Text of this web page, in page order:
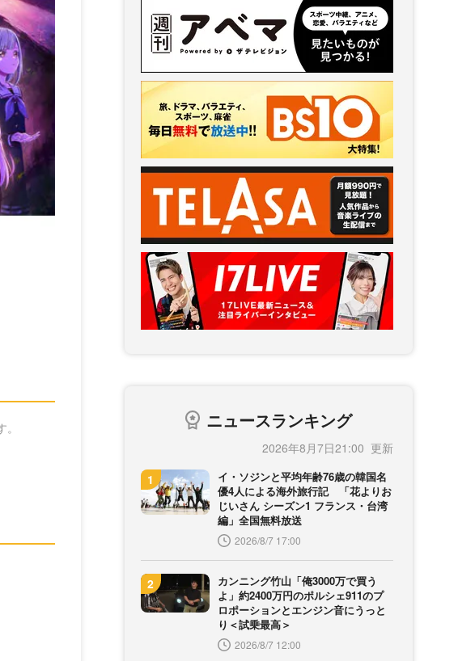
ニュースランキング
2026年8月7日21:00
イ・ソジンと平均年齢76歳の韓国名
優4人による海外旅行記 「花よりお
じいさん シーズン1 フランス・台湾
編」全国無料放送
2026/8/7 17:00
カンニング竹山「俺3000万で買う
よ」約2400万円のポルシェ911のプ
ロポーションとエンジン音にうっと
り＜試乗最高＞
2026/8/7 12:00